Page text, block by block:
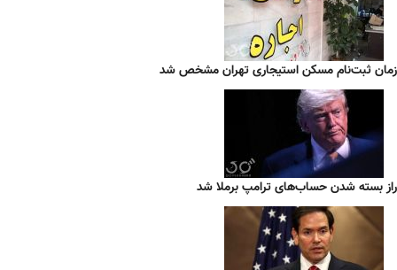
زمان ثبت‌نام مسکن استیجاری تهران مشخص شد
راز بسته شدن حساب‌های ترامپ برملا شد